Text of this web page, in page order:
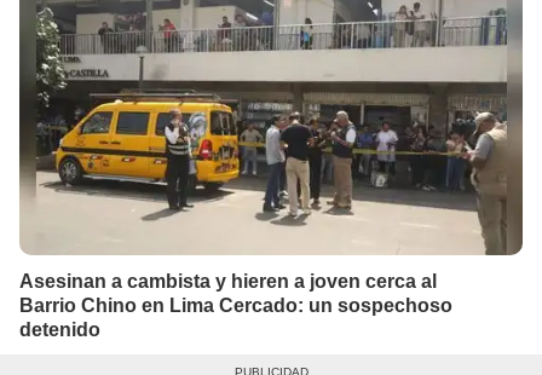
Asesinan a cambista y hieren a joven cerca al
Barrio Chino en Lima Cercado: un sospechoso
detenido